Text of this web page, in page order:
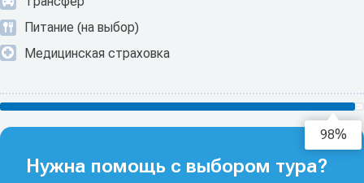
Питание (на выбор)
Медицинская страховка
98%
Нужна помощь с выбором тура?